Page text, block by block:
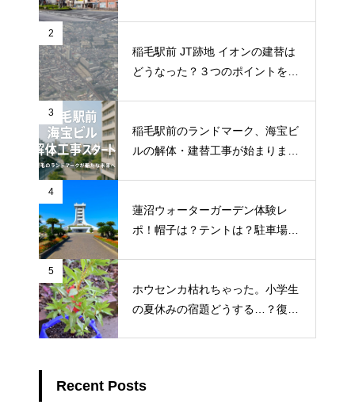
2
稲毛駅前 JT跡地 イオンの建替は
どうなった？３つのポイントを調
3
稲毛駅前のランドマーク、海宝ビ
ルの解体・建替工事が始まりまし
4
蓮沼ウォーターガーデン体験レ
ポ！帽子は？テントは？駐車場ま
5
ホウセンカ枯れちゃった。小学生
の夏休みの宿題どうする…？復活
Recent Posts